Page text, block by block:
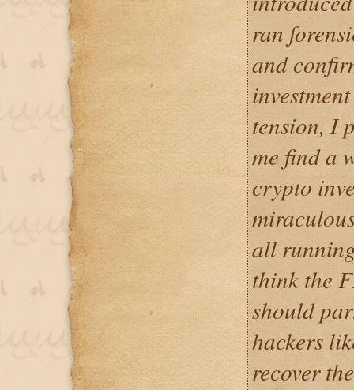
ran
and
tension, I
me find a
crypto
all
think the
should
hackers
recover